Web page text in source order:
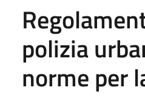
polizia
norme per